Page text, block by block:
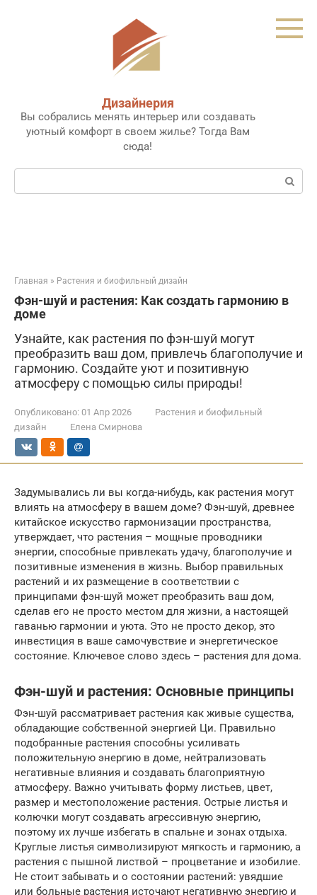
Дизайнерия
Вы собрались менять интерьер или создавать
уютный комфорт в своем жилье? Тогда Вам
сюда!
Поиск:
Главная » Растения и биофильный дизайн
Фэн-шуй и растения: Как создать гармонию в
доме
Узнайте, как растения по фэн-шуй могут
преобразить ваш дом, привлечь благополучие и
гармонию. Создайте уют и позитивную
атмосферу с помощью силы природы!
Опубликовано: 01 Апр 2026
Растения и биофильный
дизайн
Елена Смирнова
Задумывались ли вы когда-нибудь, как растения могут
влиять на атмосферу в вашем доме? Фэн-шуй, древнее
китайское искусство гармонизации пространства,
утверждает, что растения – мощные проводники
энергии, способные привлекать удачу, благополучие и
позитивные изменения в жизнь. Выбор правильных
растений и их размещение в соответствии с
принципами фэн-шуй может преобразить ваш дом,
сделав его не просто местом для жизни, а настоящей
гаванью гармонии и уюта. Это не просто декор, это
инвестиция в ваше самочувствие и энергетическое
состояние. Ключевое слово здесь – растения для дома.
Фэн-шуй и растения: Основные принципы
Фэн-шуй рассматривает растения как живые существа,
обладающие собственной энергией Ци. Правильно
подобранные растения способны усиливать
положительную энергию в доме, нейтрализовать
негативные влияния и создавать благоприятную
атмосферу. Важно учитывать форму листьев, цвет,
размер и местоположение растения. Острые листья и
колючки могут создавать агрессивную энергию,
поэтому их лучше избегать в спальне и зонах отдыха.
Круглые листья символизируют мягкость и гармонию, а
растения с пышной листвой – процветание и изобилие.
Не стоит забывать и о состоянии растений: увядшие
или больные растения источают негативную энергию и